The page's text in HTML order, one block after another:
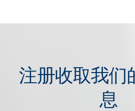
注册收取我们
息